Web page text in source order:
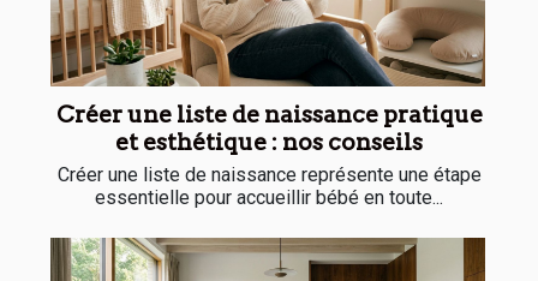
Créer une liste de naissance pratique
et esthétique : nos conseils
Créer une liste de naissance représente une étape
essentielle pour accueillir bébé en toute...